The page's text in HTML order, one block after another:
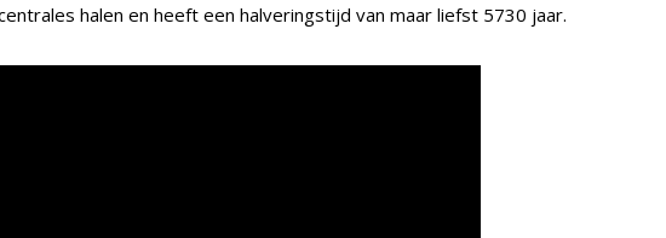
halen en heeft een halveringstijd van maar liefst 5730 jaar.